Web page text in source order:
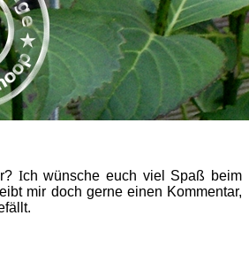
Ich wünsche euch viel Spaß beim
mir doch gerne einen Kommentar,